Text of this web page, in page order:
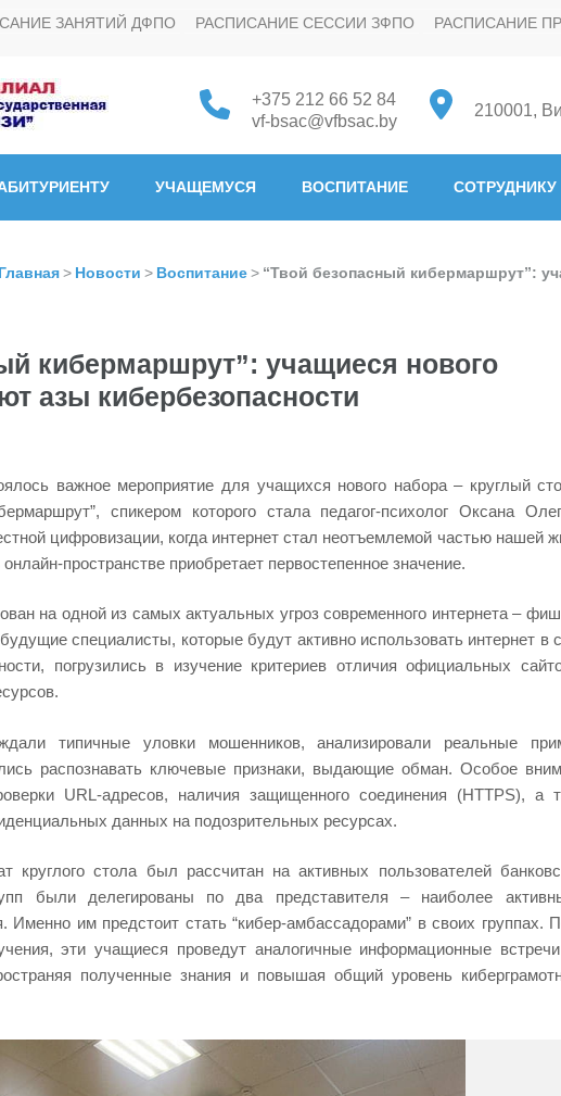
ЗАНЯТИЙ ДФПО РАСПИСАНИЕ СЕССИИ ЗФПО РАСПИСАНИЕ
УО "Белорусская
210001,
+375 212 66 52 84
vf-bsac@vfbsac.by
УЧАЩЕМУСЯ ВОСПИТАНИЕ СОТРУДНИКУ
Главная> Новости > Воспитание> “Твой безопасный кибермаршрут”:
кибермаршрут”: учащиеся нового
азы кибербезопасности
важное мероприятие для учащихся нового набора – круглый
спикером которого стала педагог-психолог Оксана
цифровизации, когда интернет стал неотъемлемой частью нашей
пространстве приобретает первостепенное значение.
на одной из самых актуальных угроз современного интернета –
специалисты, которые будут активно использовать интернет в
погрузились в изучение критериев отличия официальных
типичные уловки мошенников, анализировали реальные
распознавать ключевые признаки, выдающие обман. Особое
URL-адресов, наличия защищенного соединения (HTTPS), а
данных на подозрительных ресурсах.
круглого стола был рассчитан на активных пользователей
были делегированы по два представителя – наиболее
Именно им предстоит стать “кибер-амбассадорами” в своих группах.
эти учащиеся проведут аналогичные информационные
полученные знания и повышая общий уровень